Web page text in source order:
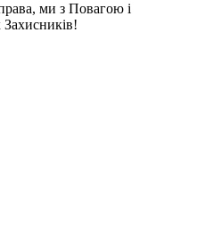
ми з Повагою і